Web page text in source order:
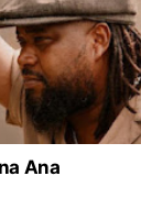
Ana